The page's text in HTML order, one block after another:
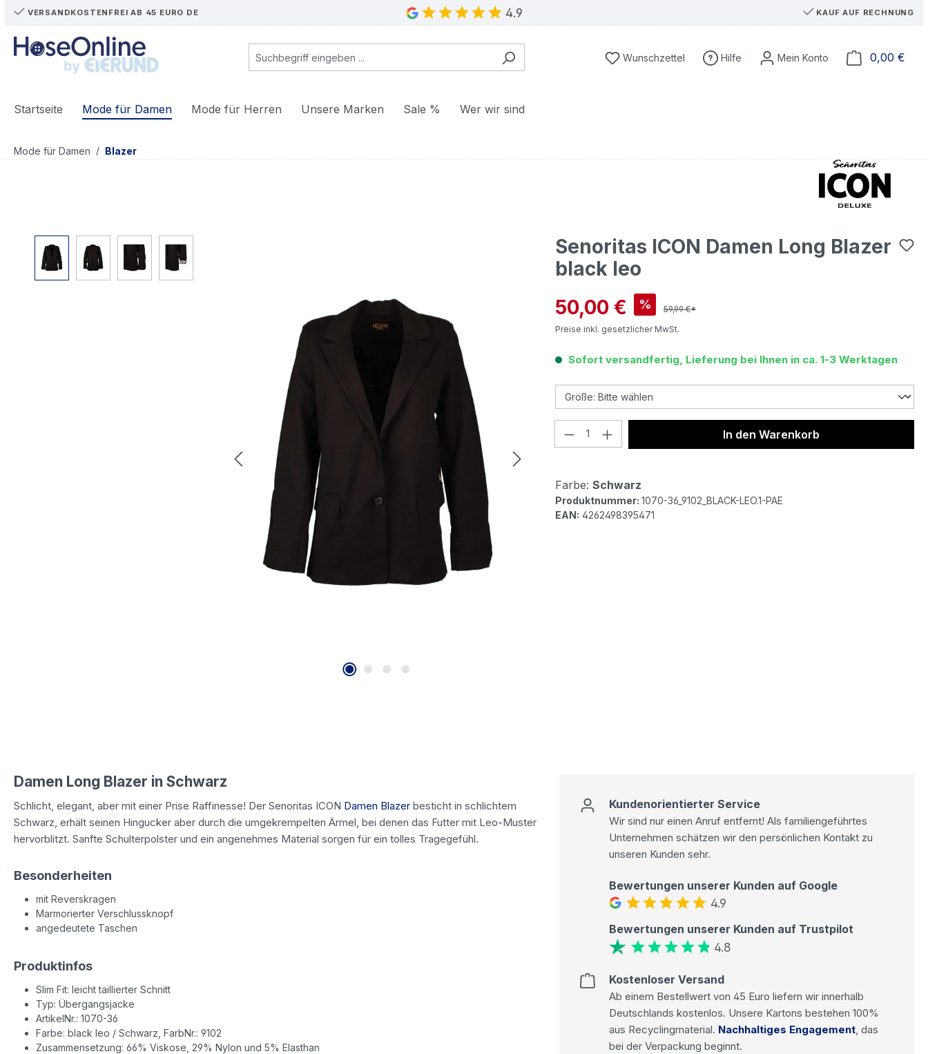
Hauptinhalt springen
Zur Suche springen
Zur Hauptnavigation springen
VERSANDKOSTENFREI AB 45 EURO DE 4.9 KAUF AUF RECHNUNG
Du hast 0 Produkte auf dem Merkzettel
Wunschzettel Hilfe 0,00 €
Startseite Mode für Damen Mode für Herren Unsere Marken Sale % Wer wir sind
Mode für Damen / Blazer
Bildergalerie überspringen
Senoritas ICON Damen Long Blazer
black leo
Verkaufspreis:
50,00 € %
59,99 €*
Preise inkl. gesetzlicher MwSt.
Sofort versandfertig, Lieferung bei Ihnen in ca. 1-3 Werktagen
Produkt Anzahl: Gib den gewünschten Wert
In den Warenkorb
Farbe: Schwarz
Produktnummer: 1070-36_9102_BLACK-LEO.1-PAE
EAN: 4262498395471
Damen Long Blazer in Schwarz
Schlicht, elegant, aber mit einer Prise Raffinesse! Der Senoritas ICON Damen Blazer besticht in schlichtem
Schwarz, erhält seinen Hingucker aber durch die umgekrempelten Ärmel, bei denen das Futter mit Leo-Muster
hervorblitzt. Sanfte Schulterpolster und ein angenehmes Material sorgen für ein tolles Tragegefühl.
Besonderheiten
mit Reverskragen
Marmorierter Verschlussknopf
angedeutete Taschen
Produktinfos
Slim Fit: leicht taillierter Schnitt
Typ: Übergangsjacke
ArtikelNr.: 1070-36
Farbe: black leo / Schwarz, FarbNr.: 9102
Zusammensetzung: 66% Viskose, 29% Nylon und 5% Elasthan
Kundenorientierter Service
Wir sind nur einen Anruf entfernt! Als familiengeführtes
Unternehmen schätzen wir den persönlichen Kontakt zu
unseren Kunden sehr.
Bewertungen unserer Kunden auf Google
4.9
Bewertungen unserer Kunden auf Trustpilot
4.8
Kostenloser Versand
Ab einem Bestellwert von 45 Euro liefern wir innerhalb
Deutschlands kostenlos. Unsere Kartons bestehen 100%
aus Recyclingmaterial. Nachhaltiges Engagement, das
bei der Verpackung beginnt.